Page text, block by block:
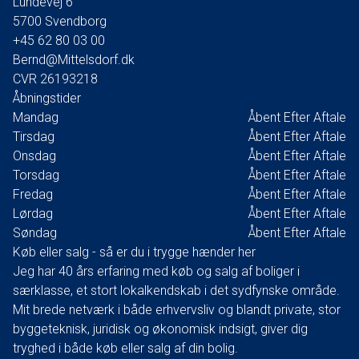
5700 Svendborg
+45 62 80 03 00
Bernd@Mittelsdorf.dk
CVR 26193218
Åbningstider
Mandag
Åbent Efter Aftale
Tirsdag
Åbent Efter Aftale
Onsdag
Åbent Efter Aftale
Torsdag
Åbent Efter Aftale
Fredag
Åbent Efter Aftale
Lørdag
Åbent Efter Aftale
Søndag
Åbent Efter Aftale
Køb eller salg - så er du i trygge hænder her
Jeg har 40 års erfaring med køb og salg af boliger i
særklasse, et stort lokalkendskab i det sydfynske område.
Mit brede netværk i både erhvervsliv og blandt private, stor
byggeteknisk, juridisk og økonomisk indsigt, giver dig
tryghed i både køb eller salg af din bolig.